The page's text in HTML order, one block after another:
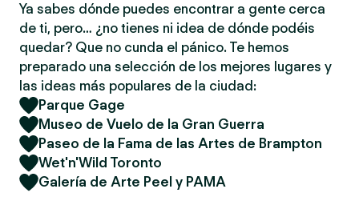
Ya sabes dónde puedes encontrar a gente cerca
de ti, pero… ¿no tienes ni idea de dónde podéis
quedar? Que no cunda el pánico. Te hemos
preparado una selección de los mejores lugares y
las ideas más populares de la ciudad:
Parque Gage
Museo de Vuelo de la Gran Guerra
Paseo de la Fama de las Artes de Brampton
Wet'n'Wild Toronto
Galería de Arte Peel y PAMA